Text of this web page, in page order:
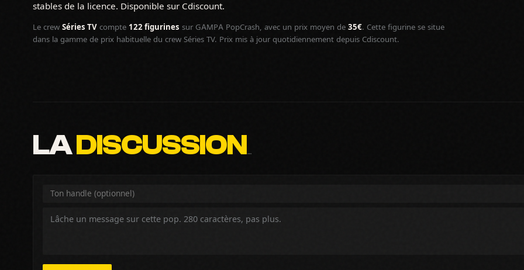
stables de la licence. Disponible sur Cdiscount.
Le crew Séries TV compte 122 figurines sur GAMPA PopCrash, avec un prix moyen de 35€. Cette figurine se situe
dans la gamme de prix habituelle du crew Séries TV. Prix mis à jour quotidiennement depuis Cdiscount.
LADISCUSSION…